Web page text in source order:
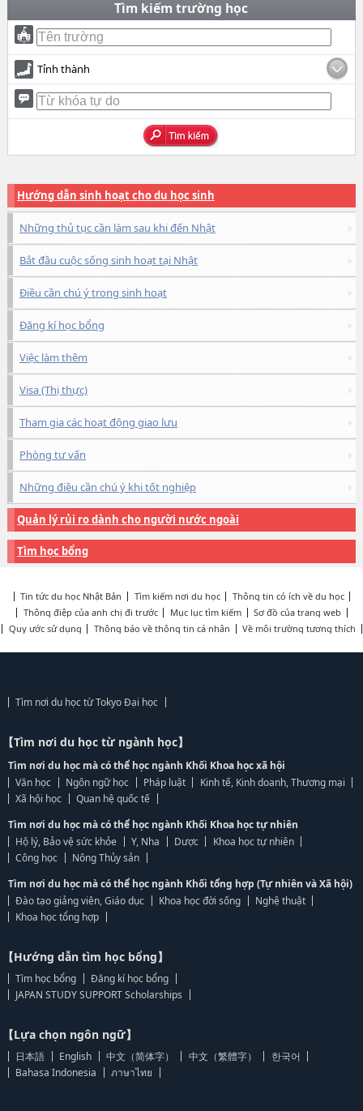
Tìm kiếm trường học
Tỉnh thành
Hướng dẫn sinh hoạt cho du học sinh
Những thủ tục cần làm sau khi đến Nhật
Bắt đầu cuộc sống sinh hoạt tại Nhật
Điều cần chú ý trong sinh hoạt
Đăng kí học bổng
Việc làm thêm
Visa (Thị thực)
Tham gia các hoạt động giao lưu
Phòng tư vấn
Những điều cần chú ý khi tốt nghiệp
Quản lý rủi ro dành cho người nước ngoài
Tìm học bổng
Tin tức du học Nhật Bản Tìm kiếm nơi du học
Thông tin có ích về du học
Thông điệp của anh chị đi trước
Mục lục tìm kiếm
Sơ đồ của trang web
Quy ước sử dụng
Thông báo về thông tin cá nhân Về môi trường tương thích
Tìm nơi du học từ Tokyo Đại học
【Tìm nơi du học từ ngành học】
Tìm nơi du học mà có thể học ngành Khối Khoa học xã hội
Văn học
Ngôn ngữ học Pháp luật
Kinh tế, Kinh doanh, Thương mại
Xã hội học
Quan hệ quốc tế
Tìm nơi du học mà có thể học ngành Khối Khoa học tự nhiên
Hộ lý, Bảo vệ sức khỏe
Y, Nha Dược
Khoa học tự nhiên
Công học
Nông Thủy sản
Tìm nơi du học mà có thể học ngành Khối tổng hợp (Tự nhiên và Xã hội)
Đào tạo giảng viên, Giáo dục
Khoa học đời sống
Nghệ thuật
Khoa học tổng hợp
【Hướng dẫn tìm học bổng】
Tìm học bổng
Đăng kí học bổng
JAPAN STUDY SUPPORT Scholarships
【Lựa chọn ngôn ngữ】
日本語 English 中文（简体字） 中文（繁體字）
한국어
Bahasa Indonesia
ภาษาไทย